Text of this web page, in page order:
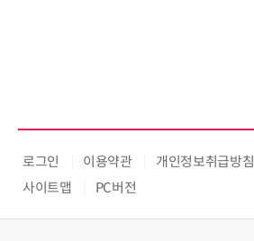
로그인 이용약관 개인정보취급방침
사이트맵
PC버전